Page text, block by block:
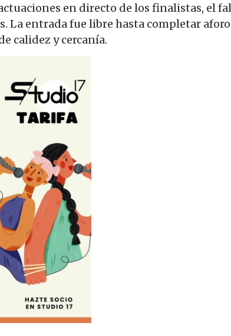
en directo de los finalistas, el
La entrada fue libre hasta completar
calidez y cercanía.